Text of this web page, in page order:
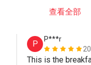
查看全部
P
P***r
This is the